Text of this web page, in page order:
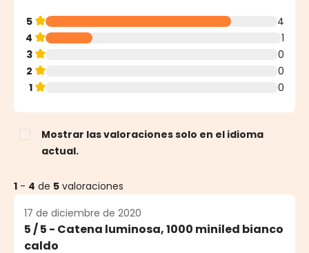
5
4
4
1
3
0
2
0
1
0
Mostrar las valoraciones solo en el idioma
actual.
1 - 4 de 5 valoraciones
17 de diciembre de 2020
5 / 5 - Catena luminosa, 1000 miniled bianco
caldo